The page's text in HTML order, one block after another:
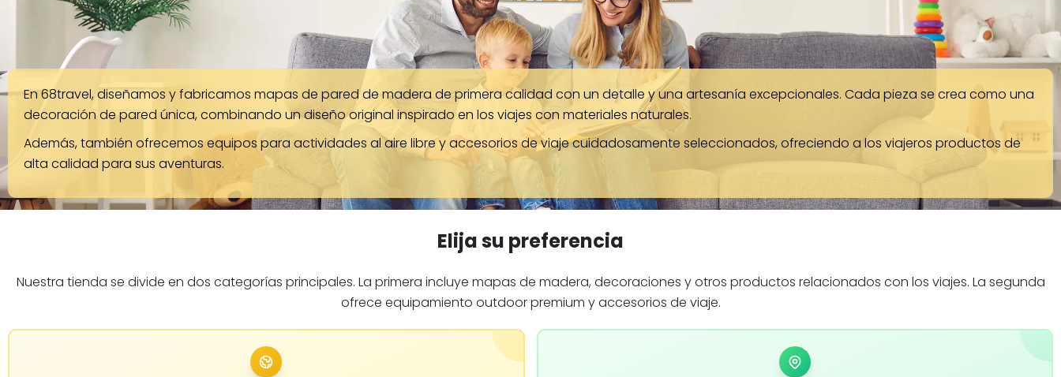
En 68travel, diseñamos y fabricamos mapas de pared de madera de primera calidad con un detalle y una artesanía excepcionales. Cada pieza se crea como una
decoración de pared única, combinando un diseño original inspirado en los viajes con materiales naturales.
Además, también ofrecemos equipos para actividades al aire libre y accesorios de viaje cuidadosamente seleccionados, ofreciendo a los viajeros productos de
alta calidad para sus aventuras.
Elija su preferencia
Nuestra tienda se divide en dos categorías principales. La primera incluye mapas de madera, decoraciones y otros productos relacionados con los viajes. La segunda
ofrece equipamiento outdoor premium y accesorios de viaje.